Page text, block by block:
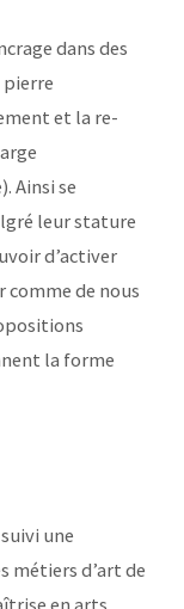
dans des
pierre
et la re-
Ainsi se
leur stature
d’activer
comme de nous
la forme
une
métiers d’art de